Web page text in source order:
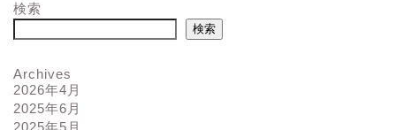
検索
検索
Archives
2026年4月
2025年6月